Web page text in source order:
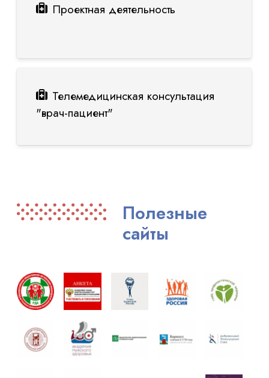
Проектная деятельность
Телемедицинская консультация
"врач-пациент"
Полезные
сайты